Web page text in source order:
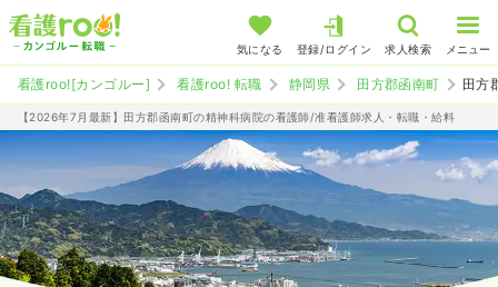
気になる 登録/ログイン 求人検索 メニュー
看護roo![カンゴルー] 看護roo! 転職 静岡県 田方郡函南町 田方
【2026年7月最新】田方郡函南町の精神科病院の看護師/准看護師求人・転職・給料